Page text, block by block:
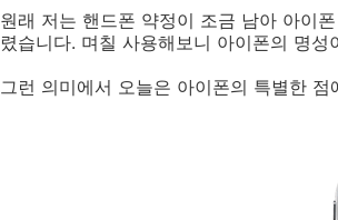
원래 저는 핸드폰 약정이 조금 남아 아이
렸습니다. 며칠 사용해보니 아이폰의 명
그런 의미에서 오늘은 아이폰의 특별한